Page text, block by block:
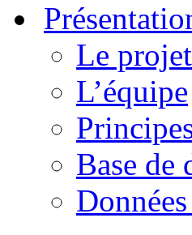
Le projet
L’équipe
Base de